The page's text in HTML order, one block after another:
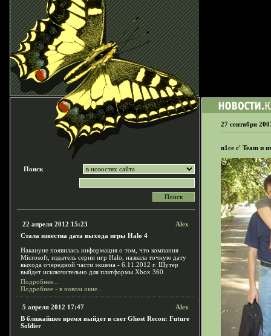
Поиск
22 апреля 2012 15:23
Alex
Стала известна дата выхода игры Halo 4
Накануне появилась информация о том, что компания
Microsoft, издатель серии игр Halo, назвала точную дату
выхода очередной части экшена - 6.11.2012 г. Шутер
выйдет исключительно для платформы Xbox 360.
Подробнее...
Подробнее - в новом окне...
5 апреля 2012 17:47
Alex
В ближайшее время выйдет в свет Ghost Recon: Future
Soldier
27 сентября
n1ce с' Team и